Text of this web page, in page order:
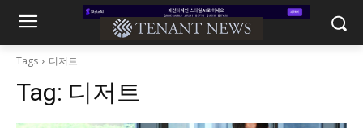
Tags 디저트
Tag: 디저트